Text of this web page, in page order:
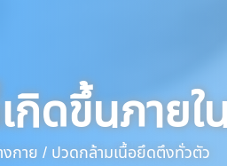
กิดขึ้นภายใ
งกาย / ปวดกล้ามเนื้อยึดตึงทั่วตัว